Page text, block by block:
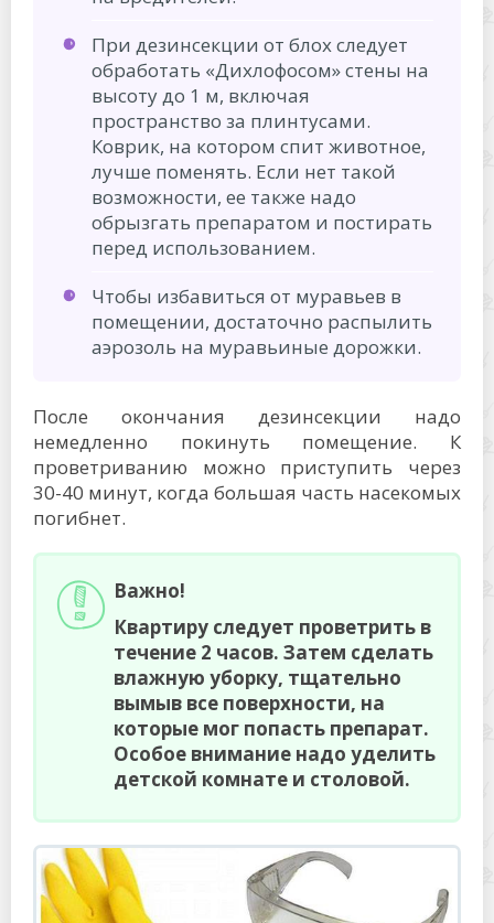
При дезинсекции от блох следует
обработать «Дихлофосом» стены на
высоту до 1 м, включая
пространство за плинтусами.
Коврик, на котором спит животное,
лучше поменять. Если нет такой
возможности, ее также надо
обрызгать препаратом и постирать
перед использованием.
Чтобы избавиться от муравьев в
помещении, достаточно распылить
аэрозоль на муравьиные дорожки.
После окончания дезинсекции надо
немедленно покинуть помещение. К
проветриванию можно приступить через
30-40 минут, когда большая часть насекомых
погибнет.
Важно!
Квартиру следует проветрить в
течение 2 часов. Затем сделать
влажную уборку, тщательно
вымыв все поверхности, на
которые мог попасть препарат.
Особое внимание надо уделить
детской комнате и столовой.